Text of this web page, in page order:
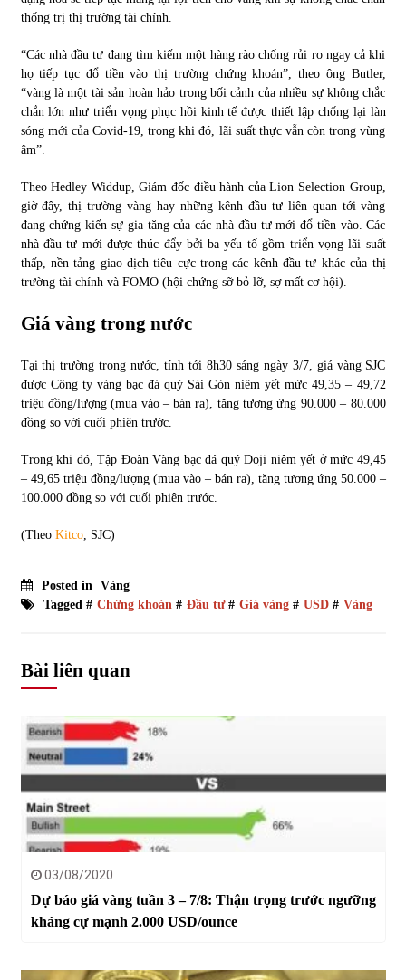
thống trị thị trường tài chính.
“Các nhà đầu tư đang tìm kiếm một hàng rào chống rủi ro ngay cả khi
họ tiếp tục đổ tiền vào thị trường chứng khoán”, theo ông Butler,
“vàng là một tài sản hoàn hảo trong bối cảnh của nhiều sự không chắc
chắn lớn như triển vọng phục hồi kinh tế được thiết lập chống lại làn
sóng mới của Covid-19, trong khi đó, lãi suất thực vẫn còn trong vùng
âm”.
Theo Hedley Widdup, Giám đốc điều hành của Lion Selection Group,
giờ đây, thị trường vàng hay những kênh đầu tư liên quan tới vàng
đang chứng kiến sự gia tăng của các nhà đầu tư mới đổ tiền vào. Các
nhà đầu tư mới được thúc đẩy bởi ba yếu tố gồm triển vọng lãi suất
thấp, nền tảng giao dịch tiêu cực trong các kênh đầu tư khác của thị
trường tài chính và FOMO (hội chứng sỡ bỏ lỡ, sợ mất cơ hội).
Giá vàng trong nước
Tại thị trường trong nước, tính tới 8h30 sáng ngày 3/7, giá vàng SJC
được Công ty vàng bạc đá quý Sài Gòn niêm yết mức 49,35 – 49,72
triệu đồng/lượng (mua vào – bán ra), tăng tương ứng 90.000 – 80.000
đồng so với cuối phiên trước.
Trong khi đó, Tập Đoàn Vàng bạc đá quý Doji niêm yết ở mức 49,45
– 49,65 triệu đồng/lượng (mua vào – bán ra), tăng tương ứng 50.000 –
100.000 đồng so với cuối phiên trước.
(Theo Kitco, SJC)
Posted in
Vàng
Tagged # Chứng khoán # Đầu tư# Giá vàng# USD# Vàng
Bài liên quan
03/08/2020
Dự báo giá vàng tuần 3 – 7/8: Thận trọng trước ngưỡng
kháng cự mạnh 2.000 USD/ounce